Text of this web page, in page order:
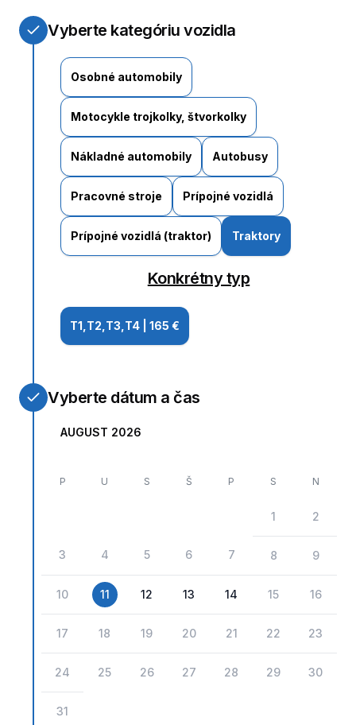
Vyberte kategóriu vozidla
Osobné automobily
Motocykle trojkolky, štvorkolky
Nákladné automobily Autobusy
Pracovné stroje Prípojné vozidlá
Prípojné vozidlá (traktor) Traktory
Konkrétny typ
T1,T2,T3,T4 165 €
Vyberte dátum a čas
AUGUST 2026
P U S Š P S N
1 2
3 4 5 6 7 8 9
10 11 12 13 14 15 16
17 18 19 20 21 22 23
24 25 26 27 28 29 30
31